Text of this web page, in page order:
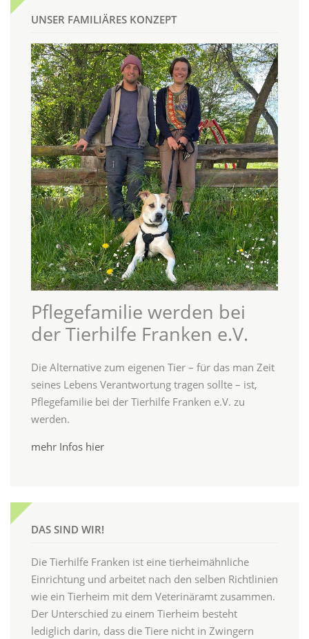
UNSER FAMILIÄRES KONZEPT
Pflegefamilie werden bei
der Tierhilfe Franken e.V.
Die Alternative zum eigenen Tier – für das man Zeit
seines Lebens Verantwortung tragen sollte – ist,
Pflegefamilie bei der Tierhilfe Franken e.V. zu
werden.
mehr Infos hier
DAS SIND WIR!
Die Tierhilfe Franken ist eine tierheimähnliche
Einrichtung und arbeitet nach den selben Richtlinien
wie ein Tierheim mit dem Veterinäramt zusammen.
Der Unterschied zu einem Tierheim besteht
lediglich darin, dass die Tiere nicht in Zwingern